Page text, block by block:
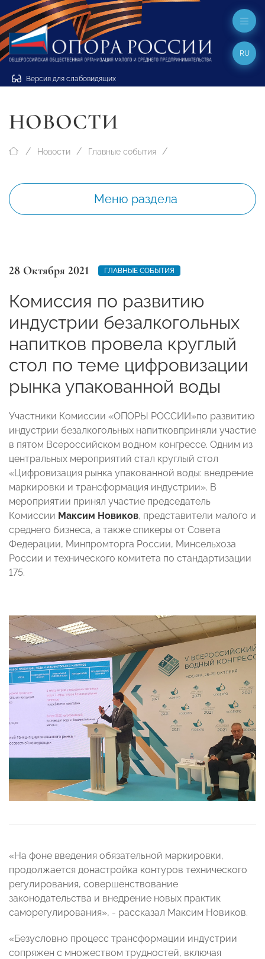
Версия для слабовидящих
RU
НОВОСТИ
Новости Главные события
Меню раздела
28 Октября 2021 ГЛАВНЫЕ СОБЫТИЯ
Комиссия по развитию
индустрии безалкогольных
напитков провела круглый
стол по теме цифровизации
рынка упакованной воды
Участники Комиссии «ОПОРЫ РОССИИ»по развитию
индустрии безалкогольных напитковприняли участие
в пятом Всероссийском водном конгрессе. Одним из
центральных мероприятий стал круглый стол
«Цифровизация рынка упакованной воды: внедрение
маркировки и трансформация индустрии». В
мероприятии принял участие председатель
Комиссии Максим Новиков, представители малого и
среднего бизнеса, а также спикеры от Совета
Федерации, Минпромторга России, Минсельхоза
России и технического комитета по стандартизации
175.
«На фоне введения обязательной маркировки,
продолжается донастройка контуров технического
регулирования, совершенствование
законодательства и внедрение новых практик
саморегулирования», - рассказал Максим Новиков.
«Безусловно процесс трансформации индустрии
сопряжен с множеством трудностей, включая